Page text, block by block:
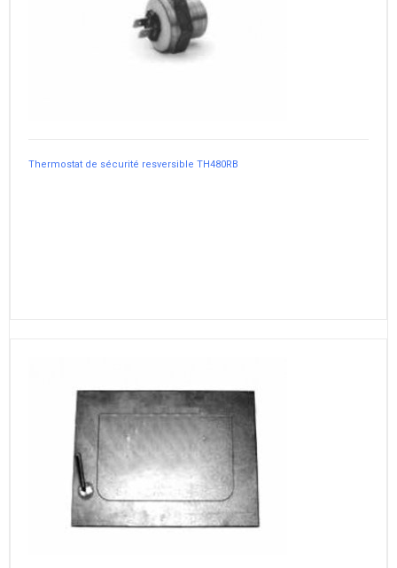
Thermostat de sécurité resversible TH480RB